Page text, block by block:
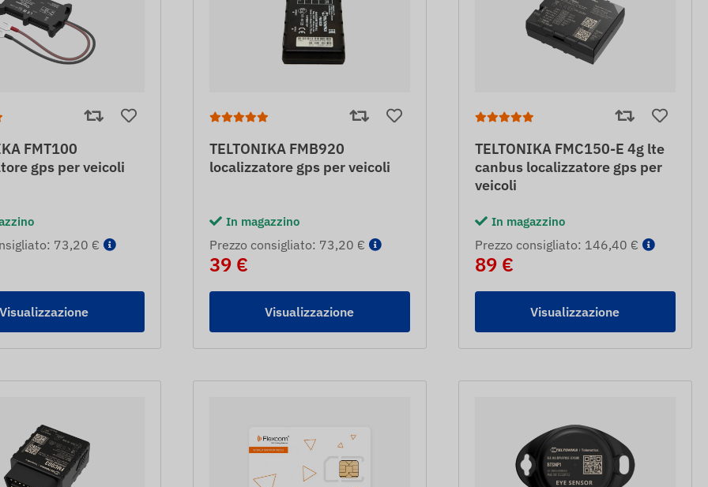
FMT100
gps per veicoli
73,20 €
Visualizzazione
TELTONIKA FMB920
localizzatore gps per veicoli
In magazzino
Prezzo consigliato: 73,20 €
39 €
Visualizzazione
TELTONIKA FMC150-E 4g lte
canbus localizzatore gps per
veicoli
In magazzino
Prezzo consigliato: 146,40 €
89 €
Visualizzazione